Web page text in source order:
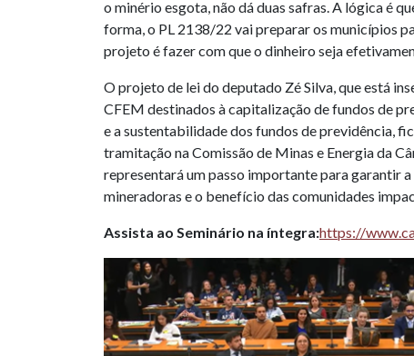
o minério esgota, não dá duas safras. A lógica é
forma, o PL 2138/22 vai preparar os municípios
projeto é fazer com que o dinheiro seja
O projeto de lei do deputado Zé Silva, que está
CFEM destinados à capitalização de fundos de
e a sustentabilidade dos fundos de previdência,
tramitação na Comissão de Minas e Energia da
representará um passo importante para garantir
mineradoras e o benefício das comunidades
Assista ao Seminário na íntegra:https://